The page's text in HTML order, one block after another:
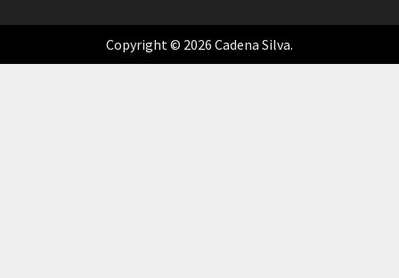
Copyright © 2026 Cadena Silva.